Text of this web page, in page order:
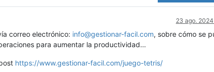
23 ago. 2024
correo electrónico: info@gestionar-facil.com, sobre cómo se
para aumentar la productividad…
https://www.gestionar-facil.com/juego-tetris/